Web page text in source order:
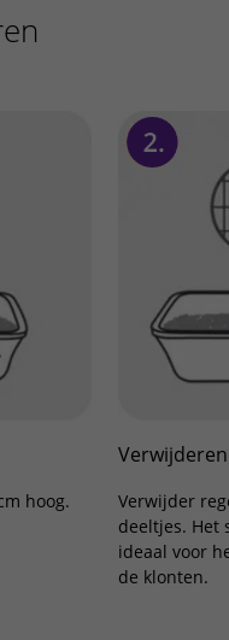
hoog.
Verwijder
deeltjes. Het
ideaal voor
de klonten.